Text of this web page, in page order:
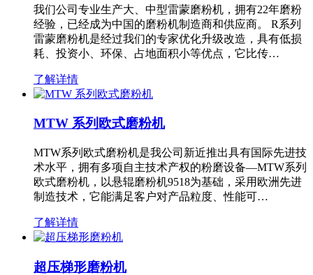
我们公司专业生产大、中型雷蒙磨粉机，拥有22年磨粉
经验，已经成为中国的磨粉机制造商和供应商。 R系列
雷蒙磨粉机是经过我们的专家优化升级改造，具有低损
耗、投资小、环保、占地面积小等优点，它比传…
了解详情
MTW 系列欧式磨粉机
MTW系列欧式磨粉机是我公司新近推出具有国际先进技
术水平，拥有多项自主技术产权的粉磨设备—MTW系列
欧式磨粉机，以悬辊磨粉机9518为基础，采用欧洲先进
制造技术，它能满足客户对产品粒度、性能可…
了解详情
超压梯形磨粉机